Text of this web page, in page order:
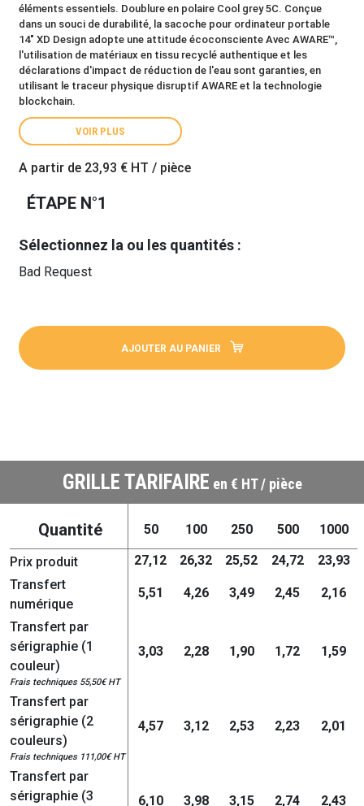
éléments essentiels. Doublure en polaire Cool grey 5C. Conçue
dans un souci de durabilité, la sacoche pour ordinateur portable
14" XD Design adopte une attitude écoconsciente Avec AWARE™,
l'utilisation de matériaux en tissu recyclé authentique et les
déclarations d'impact de réduction de l'eau sont garanties, en
utilisant le traceur physique disruptif AWARE et la technologie
blockchain.
VOIR PLUS
A partir de 23,93 € HT / pièce
ÉTAPE N°1
Sélectionnez la ou les quantités :
Bad Request
AJOUTER AU PANIER
GRILLE TARIFAIRE en € HT / pièce
Quantité 50 100 250 500 1000
Prix produit 27,12 26,32 25,52 24,72
23,93
Transfert
numérique
5,51 4,26 3,49 2,45 2,16
Transfert par
sérigraphie (1
couleur)
Frais techniques 55,50€ HT
3,03 2,28 1,90 1,72 1,59
Transfert par
sérigraphie (2
couleurs)
Frais techniques 111,00€ HT
4,57 3,12 2,53 2,23 2,01
Transfert par
sérigraphie (3
6,10 3,98 3,15 2,74 2,43